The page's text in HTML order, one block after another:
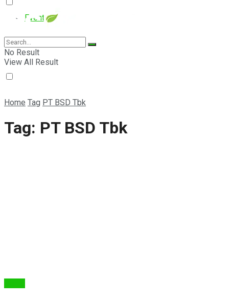
Event
E-Magazine
No Result
View All Result
Home Tag PT BSD Tbk
Tag: PT BSD Tbk